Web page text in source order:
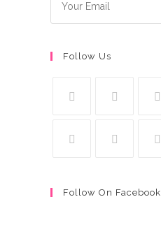
Follow Us
Follow On Facebook